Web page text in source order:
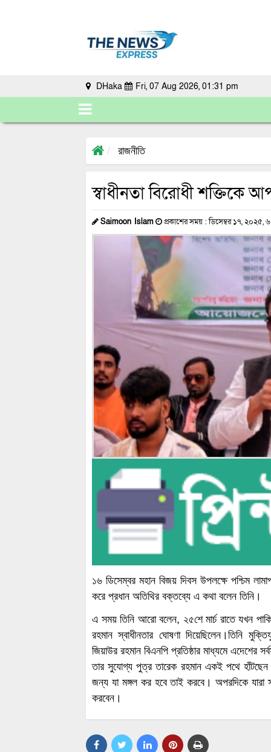
DHaka Fri, 07 Aug 2026, 01:31 pm
রাজনীতি
স্বাধীনতা বিরোধী
Saimoon Islam প্রকাশের সময় : ডিসেম্বর ১৭, ২০২৫,
১৬ ডিসেম্বর মহান বিজয় দিবস উপলক্ষে পশ্চিম
করে প্রধান অতিথির বক্তব্যে এ কথা বলেন তিনি।
এ সময় তিনি আরো বলেন, ২৫শে মার্চ রাতে যখন
রহমান স্বাধীনতার ঘোষণা দিয়েছিলেন।তিনি
জিয়াউর রহমান বিএনপি প্রতিষ্ঠার মাধ্যমে এদেশের
তার সুযোগ্য পুত্র তারেক রহমান একই পথে
জন্য যা মঙ্গল কর হবে তাই করবে। অপরদিকে যারা
করবেন।